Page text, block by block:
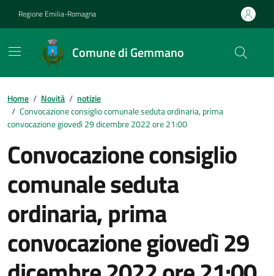
Regione Emilia-Romagna
Comune di Gemmano
Contenuti in evidenza
Home / Novità / notizie
/ Convocazione consiglio comunale seduta ordinaria, prima
convocazione giovedì 29 dicembre 2022 ore 21:00
Convocazione consiglio
comunale seduta
ordinaria, prima
convocazione giovedì 29